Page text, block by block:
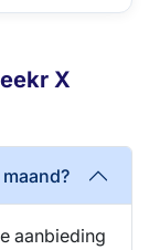
X
aanbieding